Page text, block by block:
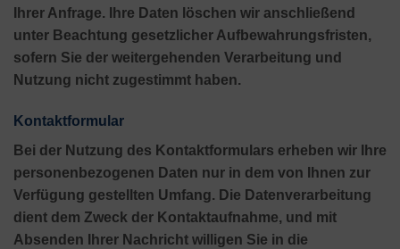
Ihrer Anfrage. Ihre Daten löschen wir anschließend
unter Beachtung gesetzlicher Aufbewahrungsfristen,
sofern Sie der weitergehenden Verarbeitung und
Nutzung nicht zugestimmt haben.
Kontaktformular
Bei der Nutzung des Kontaktformulars erheben wir Ihre
personenbezogenen Daten nur in dem von Ihnen zur
Verfügung gestellten Umfang. Die Datenverarbeitung
dient dem Zweck der Kontaktaufnahme, und mit
Absenden Ihrer Nachricht willigen Sie in die